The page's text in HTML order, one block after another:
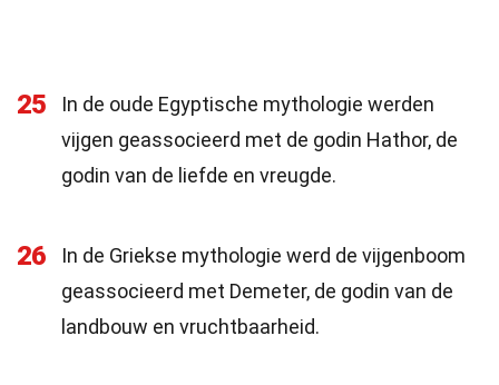
25
In de oude Egyptische mythologie werden
vijgen geassocieerd met de godin Hathor, de
godin van de liefde en vreugde.
26
In de Griekse mythologie werd de vijgenboom
geassocieerd met Demeter, de godin van de
landbouw en vruchtbaarheid.